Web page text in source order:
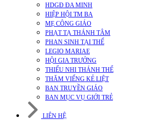
HDGĐ ĐA MINH
HIỆP HỘI TM BA
MẸ CÔNG GIÁO
PHẠT TẠ THÁNH TÂM
PHAN SINH TẠI THẾ
LEGIO MARIAE
HỘI GIA TRƯỞNG
THIẾU NHI THÁNH THỂ
THĂM VIẾNG KẺ LIỆT
BAN TRUYỀN GIÁO
BAN MỤC VỤ GIỚI TRẺ
LIÊN HỆ